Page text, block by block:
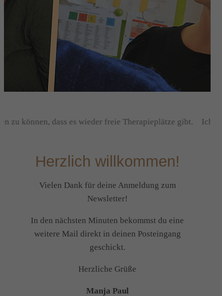
zu können, dass es wieder freie Therapieplätze gibt. Ich
Herzlich willkommen!
Vielen Dank für deine Anmeldung zum
Newsletter!
In den nächsten Minuten bekommst du eine
weitere Mail direkt in deinen Posteingang
geschickt.
Herzliche Grüße
Manja Paul